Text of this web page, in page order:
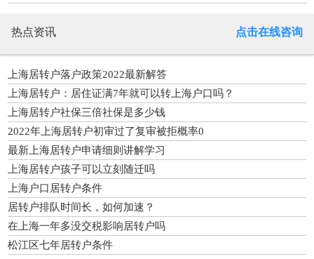
热点资讯 点击在线咨询
上海居转户落户政策2022最新解答
上海居转户：居住证满7年就可以转上海户口吗？
上海居转户社保三倍社保是多少钱
2022年上海居转户初审过了复审被拒概率0
最新上海居转户申请细则讲解学习
上海居转户孩子可以立刻随迁吗
上海户口居转户条件
居转户排队时间长，如何加速？
在上海一年多没交税影响居转户吗
松江区七年居转户条件